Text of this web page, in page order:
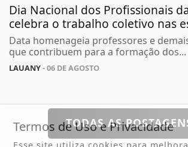
Dia Nacional dos Profissionais
celebra o trabalho coletivo nas
Data homenageia professores e
que contribuem para a formação dos...
LAUANY- 06 DE AGOSTO
TODAS AS
Termos de Uso e Privacidade